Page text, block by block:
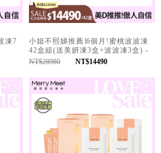
凍7
小姐不熙娣推薦∣6個月!蜜桃波波凍
42盒組(送美妍凍3盒+波波凍3盒) -
MerryMeet
NT$28980 NT$14490